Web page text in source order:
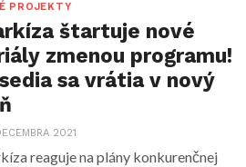
PROJEKTY
štartuje nové
zmenou programu!
sa vrátia v nový
2021
reaguje na plány konkurenčnej